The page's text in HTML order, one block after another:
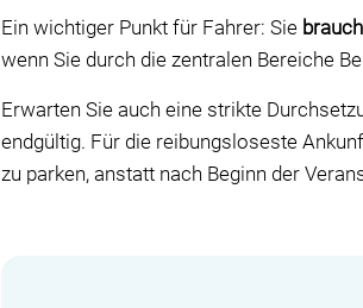
Ein wichtiger Punkt für Fahrer: Sie
wenn Sie durch die zentralen Bereiche
Erwarten Sie auch eine strikte
endgültig. Für die reibungsloseste
zu parken, anstatt nach Beginn der